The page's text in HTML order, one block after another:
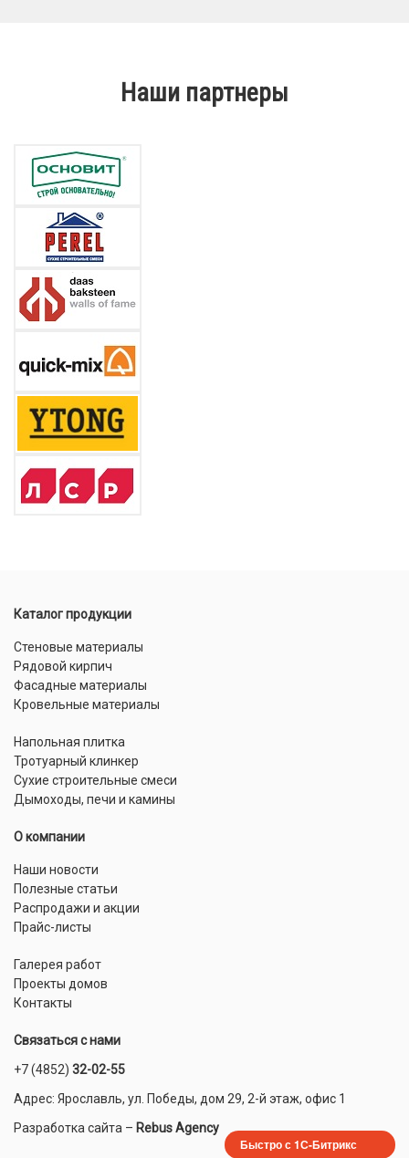
Наши партнеры
Каталог продукции
Стеновые материалы
Рядовой кирпич
Фасадные материалы
Кровельные материалы
Напольная плитка
Тротуарный клинкер
Сухие строительные смеси
Дымоходы, печи и камины
О компании
Наши новости
Полезные статьи
Распродажи и акции
Прайс-листы
Галерея работ
Проекты домов
Контакты
Связаться с нами
+7 (4852) 32-02-55
Адрес: Ярославль, ул. Победы, дом 29, 2-й этаж, офис 1
Разработка сайта – Rebus Agency
Быстро с 1С-Битрикс